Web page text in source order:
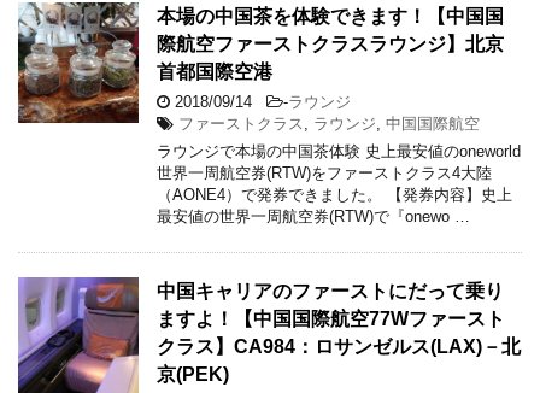
本場の中国茶を体験できます！【中国国
際航空ファーストクラスラウンジ】北京
首都国際空港
2018/09/14 -ラウンジ
ファーストクラス
ラウンジ 中国国際航空
ラウンジで本場の中国茶体験 史上最安値のoneworld
世界一周航空券(RTW)をファーストクラス4大陸
（AONE4）で発券できました。 【発券内容】史上
最安値の世界一周航空券(RTW)で『onewo …
中国キャリアのファーストにだって乗り
ますよ！【中国国際航空77Wファースト
クラス】CA984：ロサンゼルス(LAX)－北
京(PEK)